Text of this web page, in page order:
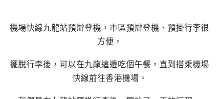
機場快線九龍站預辦登機，市區預辦登機、預掛行李很
方便，
擺脫行李後，可以在九龍這邊吃個午餐，直到搭乘機場
快線前往香港機場。